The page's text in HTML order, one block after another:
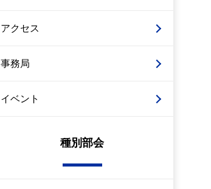
アクセス
事務局
イベント
種別部会